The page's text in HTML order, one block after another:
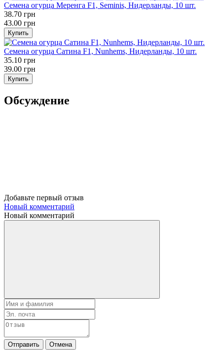
Семена огурца Меренга F1, Seminis, Нидерланды, 10 шт.
38.70 грн
43.00 грн
Купить
Семена огурца Сатина F1, Nunhems, Нидерланды, 10 шт.
35.10 грн
39.00 грн
Купить
Обсуждение
Добавьте первый отзыв
Новый комментарий
Новый комментарий
Отправить Отмена